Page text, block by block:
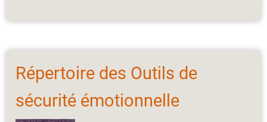
Répertoire des Outils de
sécurité émotionnelle